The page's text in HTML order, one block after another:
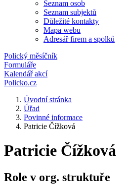
Seznam osob
Seznam subjektů
Důležité kontakty
Mapa webu
Adresář firem a spolků
Polický měsíčník
Formuláře
Kalendář akcí
Policko.cz
Úvodní stránka
Úřad
Povinné informace
Patricie Čížková
Patricie Čížková
Role v org. struktuře